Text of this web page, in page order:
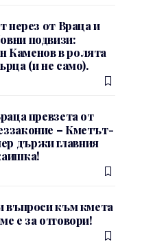
нерез от Враца и
подвизи:
Каменов в ролята
(и не само).
превзета от
– Кметът-
държи главния
въпроси към кмета
е за отговори!